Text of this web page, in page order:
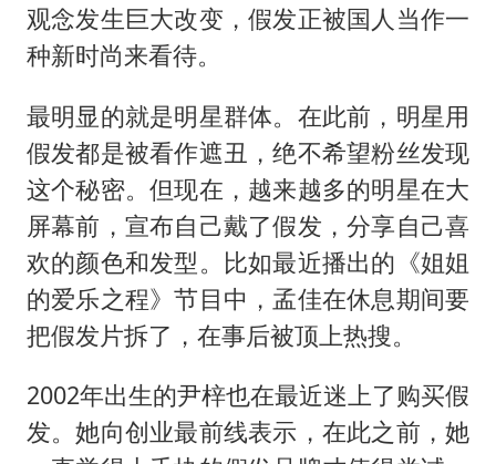
观念发生巨大改变，假发正被国人当作一
种新时尚来看待。
最明显的就是明星群体。在此前，明星用
假发都是被看作遮丑，绝不希望粉丝发现
这个秘密。但现在，越来越多的明星在大
屏幕前，宣布自己戴了假发，分享自己喜
欢的颜色和发型。比如最近播出的《姐姐
的爱乐之程》节目中，孟佳在休息期间要
把假发片拆了，在事后被顶上热搜。
2002年出生的尹梓也在最近迷上了购买假
发。她向创业最前线表示，在此之前，她